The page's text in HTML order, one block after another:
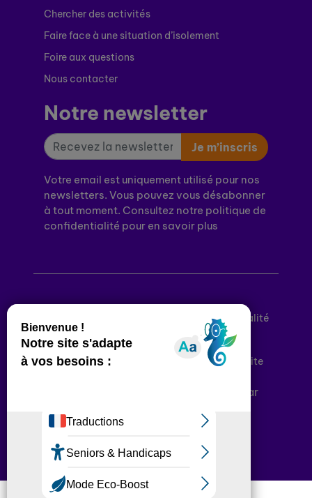
Chercher des activités
Faire face à une situation d’isolement
Foire aux questions
Nous contacter
Notre newsletter
Je m’inscris
Votre email est uniquement utilisé pour nos
newsletters. Vous pouvez vous désabonner
à tout moment. Consultez notre politique de
confidentialité pour en savoir plus
Politique de confidentialité
Conditions générales d’utilisation
Déclaration d’accessibilité
Plan du site
Plateforme développée en France par